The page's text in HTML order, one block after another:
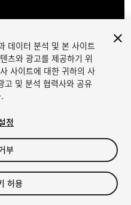
데이터 분석 및 본 사이트
츠와 광고를 제공하기 위
사이트에 대한 귀하의 사
고 및 분석 협력사와 공유
정
부
허용